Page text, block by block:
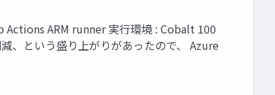
ARM runner 実行環境 : Cobalt 100
、という盛り上がりがあったので、 Azure